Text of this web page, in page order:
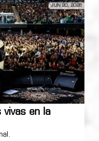
JUN 20, 2026
vivas en la